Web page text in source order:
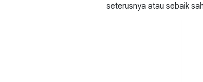
seterusnya atau sebaik